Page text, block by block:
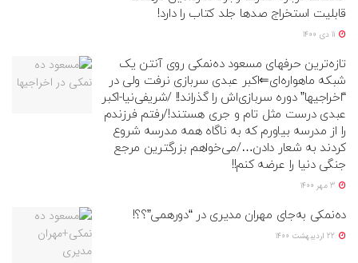
قابلیت استخراج صد‌ها جلد کتاب را دارد!
تازه‌ترین حرفهای مسعود ده‌نمکی روی آنتن یک
شبکه ماهواره‌ای⇐اکبر عبدی سربازی نرفت ولی در
“اخراجیها” دوره سربازی‌اش را گذراند!! /شریفی‌نیا-اکبر
عبدی درست مثل تام و جری هستند!/رفتم فرزندم
را از مدرسه بیاورم که به ناگاه همه مدرسه شروع
کردند به شعار دادن…/می‌خواهم بزرگترین مرجع
جنگی دنيا را عرضه کنم!!
ده‌نمکی به‌جای مهران مدیری در “دورهمی”؟؟!